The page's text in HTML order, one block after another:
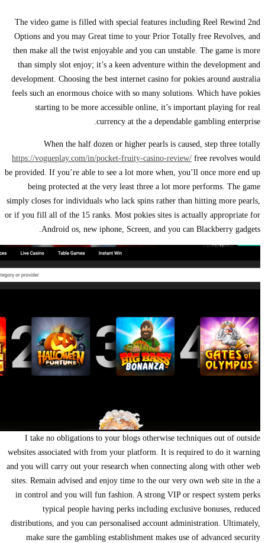
The video game is filled with special features including Reel Rewind 2nd
Options and you may Great time to your Prior Totally free Revolves, and
then make all the twist enjoyable and you can unstable. The game is more
than simply slot enjoy; it’s a keen adventure within the development and
development. Choosing the best internet casino for pokies around australia
feels such an enormous choice with so many solutions. Which have pokies
starting to be more accessible online, it’s important playing for real
currency at the a dependable gambling enterprise.
When the half dozen or higher pearls is caused, step three totally
https://vogueplay.com/in/pocket-fruity-casino-review/free revolves would
be provided. If you’re able to see a lot more when, you’ll once more end up
being protected at the very least three a lot more performs. The game
simply closes for individuals who lack spins rather than hitting more pearls,
or if you fill all of the 15 ranks. Most pokies sites is actually appropriate for
Android os, new iphone, Screen, and you can Blackberry gadgets.
I take no obligations to your blogs otherwise techniques out of outside
websites associated with from your platform. It is required to do it warning
and you will carry out your research when connecting along with other web
sites. Remain advised and enjoy time to the our very own web site in the a
in control and you will fun fashion. A strong VIP or respect system perks
typical people having perks including exclusive bonuses, reduced
distributions, and you can personalised account administration. Ultimately,
make sure the gambling establishment makes use of advanced security